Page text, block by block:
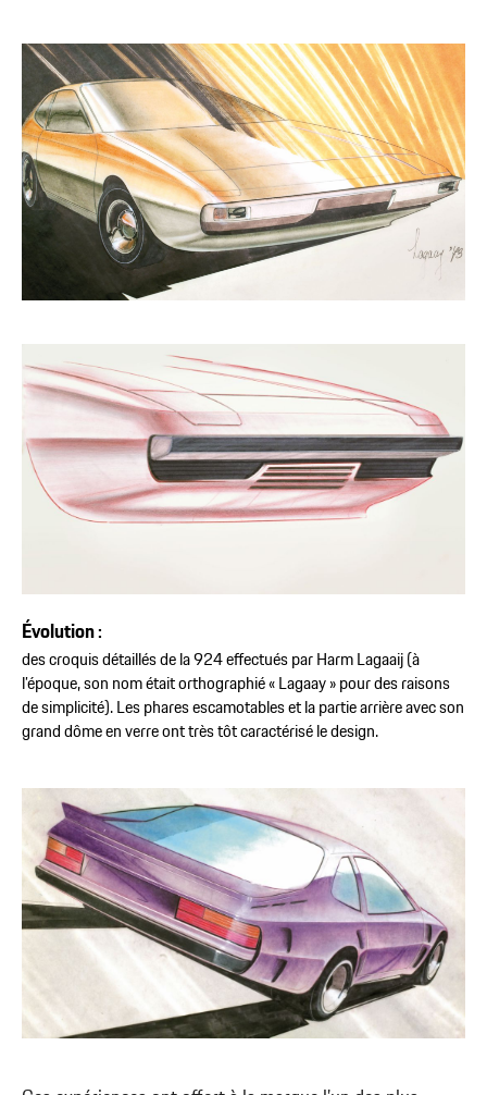
Évolution :
des croquis détaillés de la 924 effectués par Harm Lagaaij (à
l’époque, son nom était orthographié « Lagaay » pour des raisons
de simplicité). Les phares escamotables et la partie arrière avec son
grand dôme en verre ont très tôt caractérisé le design.